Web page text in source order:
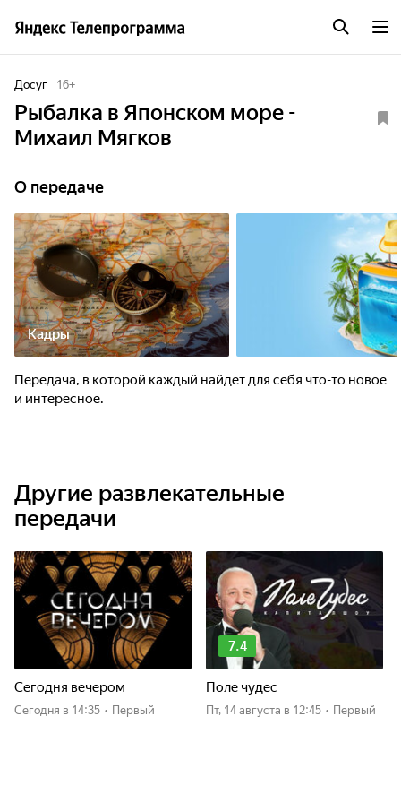
Досуг 16+
Рыбалка в Японском море -
Михаил Мягков
О передаче
Кадры
Передача, в которой каждый найдет для себя что-то новое
и интересное.
Другие развлекательные
передачи
Сегодня вечером
Сегодня в 14:35 • Первый
7.4
Поле чудес
пт, 14 августа в 12:45 • Первый